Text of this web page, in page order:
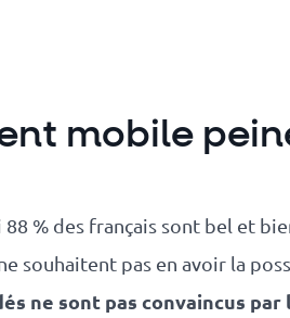
mobile
88 % des français sont bel et
souhaitent pas en avoir la
ne sont pas convaincus